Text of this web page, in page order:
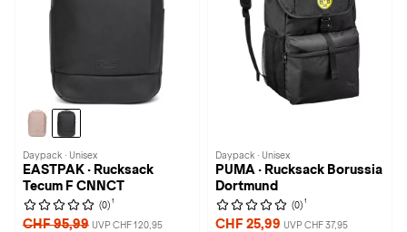
Daypack · Unisex
EASTPAK · Rucksack
Tecum F CNNCT
(0) 1
CHF 95,99 UVP CHF 120,95
Daypack · Unisex
PUMA · Rucksack Borussia
Dortmund
(0) 1
CHF 25,99 UVP CHF 37,95